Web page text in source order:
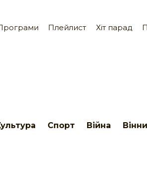
Плейлист Хіт парад
Спорт Війна